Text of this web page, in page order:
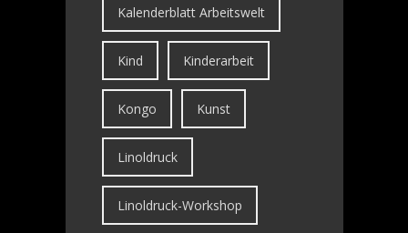
Kalenderblatt Arbeitswelt
Kind Kinderarbeit
Kongo Kunst
Linoldruck
Linoldruck-Workshop